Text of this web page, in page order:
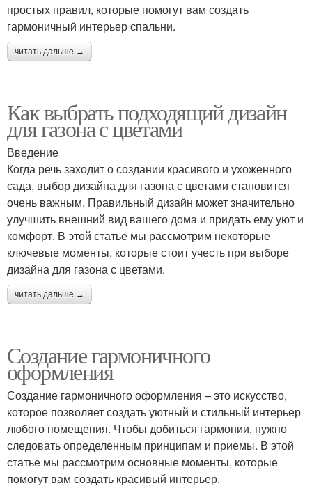
простых правил, которые помогут вам создать
гармоничный интерьер спальни.
читать дальше →
Как выбрать подходящий дизайн
для газона с цветами
Введение
Когда речь заходит о создании красивого и ухоженного
сада, выбор дизайна для газона с цветами становится
очень важным. Правильный дизайн может значительно
улучшить внешний вид вашего дома и придать ему уют и
комфорт. В этой статье мы рассмотрим некоторые
ключевые моменты, которые стоит учесть при выборе
дизайна для газона с цветами.
читать дальше →
Создание гармоничного
оформления
Создание гармоничного оформления – это искусство,
которое позволяет создать уютный и стильный интерьер
любого помещения. Чтобы добиться гармонии, нужно
следовать определенным принципам и приемы. В этой
статье мы рассмотрим основные моменты, которые
помогут вам создать красивый интерьер.